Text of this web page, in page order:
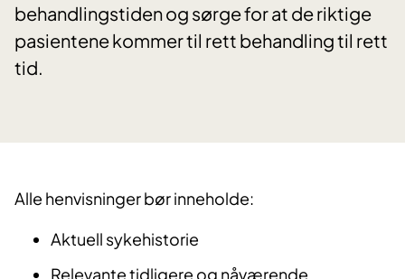
behandlingstiden og sørge for at de riktige
pasientene kommer til rett behandling til rett
tid.
Alle henvisninger bør inneholde:
Aktuell sykehistorie
Relevante tidligere og nåværende